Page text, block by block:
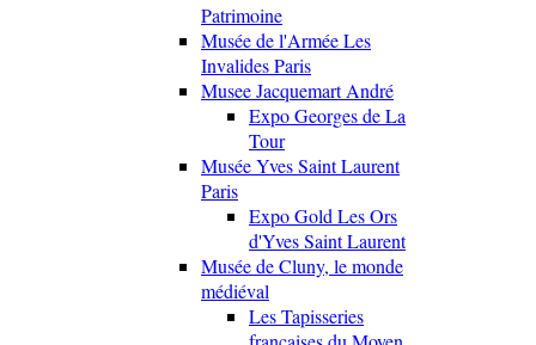
Patrimoine
Musée de l'Armée Les
Invalides Paris
Musee Jacquemart André
Expo Georges de La
Tour
Musée Yves Saint Laurent
Paris
Expo Gold Les Ors
d'Yves Saint Laurent
Musée de Cluny, le monde
médiéval
Les Tapisseries